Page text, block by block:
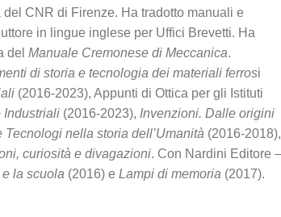
CNR di Firenze. Ha tradotto manuali e
in lingue inglese per Uffici Brevetti. Ha
del Manuale Cremonese di Meccanica.
di storia e tecnologia dei materiali ferrosi
(2016-2023), Appunti di Ottica per gli Istituti
Industriali (2016-2023), Invenzioni. Dalle origini
nella storia dell’Umanità (2016-2018),
curiosità e divagazioni. Con Nardini Editore –
la scuola (2016) e Lampi di memoria (2017).